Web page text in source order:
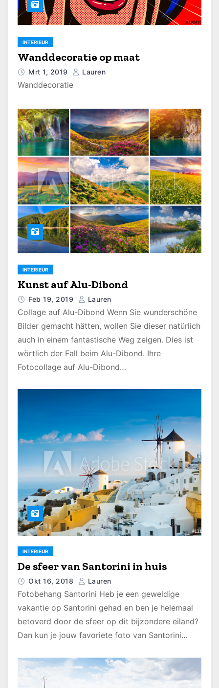
INTERIEUR
Wanddecoratie op maat
Mrt 1, 2019 Lauren
Wanddecoratie
INTERIEUR
Kunst auf Alu-Dibond
Feb 19, 2019 Lauren
Collage auf Alu-Dibond Wenn Sie wunderschöne
Bilder gemacht hätten, wollen Sie dieser natürlich
auch in einem fantastische Weg zeigen. Dies ist
wörtlich der Fall beim Alu-Dibond. Ihre
Fotocollage auf Alu-Dibond…
INTERIEUR
De sfeer van Santorini in huis
Okt 16, 2018 Lauren
Fotobehang Santorini Heb je een geweldige
vakantie op Santorini gehad en ben je helemaal
betoverd door de sfeer op dit bijzondere eiland?
Dan kun je jouw favoriete foto van Santorini…